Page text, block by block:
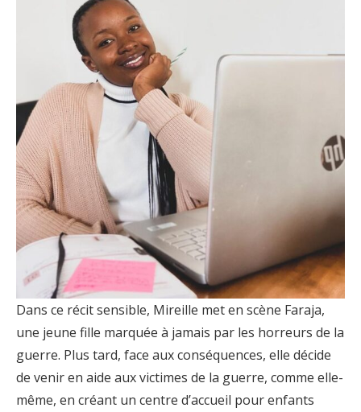
Dans ce récit sensible, Mireille met en scène Faraja,
une jeune fille marquée à jamais par les horreurs de la
guerre. Plus tard, face aux conséquences, elle décide
de venir en aide aux victimes de la guerre, comme elle-
même, en créant un centre d’accueil pour enfants